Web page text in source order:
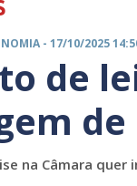
- 17/10/2025
de
na Câmara quer